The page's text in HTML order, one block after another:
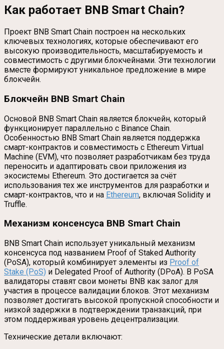
Как работает BNB Smart Chain?
Проект BNB Smart Chain построен на нескольких
ключевых технологиях, которые обеспечивают его
высокую производительность, масштабируемость и
совместимость с другими блокчейнами. Эти технологии
вместе формируют уникальное предложение в мире
блокчейн.
Блокчейн BNB Smart Chain
Основой BNB Smart Chain является блокчейн, который
функционирует параллельно с Binance Chain.
Особенностью BNB Smart Chain является поддержка
смарт-контрактов и совместимость с Ethereum Virtual
Machine (EVM), что позволяет разработчикам без труда
переносить и адаптировать свои приложения из
экосистемы Ethereum. Это достигается за счёт
использования тех же инструментов для разработки и
смарт-контрактов, что и на Ethereum, включая Solidity и
Truffle.
Механизм консенсуса BNB Smart Chain
BNB Smart Chain использует уникальный механизм
консенсуса под названием Proof of Staked Authority
(PoSA), который комбинирует элементы из Proof of
Stake (PoS) и Delegated Proof of Authority (DPoA). В PoSA
валидаторы ставят свои монеты BNB как залог для
участия в процессе валидации блоков. Этот механизм
позволяет достигать высокой пропускной способности и
низкой задержки в подтверждении транзакций, при
этом поддерживая уровень децентрализации.
Технические детали включают: